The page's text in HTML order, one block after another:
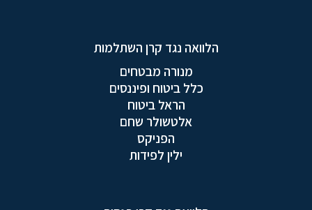
הלוואה נגד קרן השתלמות
מנורה מבטחים
כלל ביטוח ופיננסים
הראל ביטוח
אלטשולר שחם
הפניקס
ילין לפידות